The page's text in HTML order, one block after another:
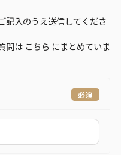
記入のうえ送信してくださ
問は こちら にまとめていま